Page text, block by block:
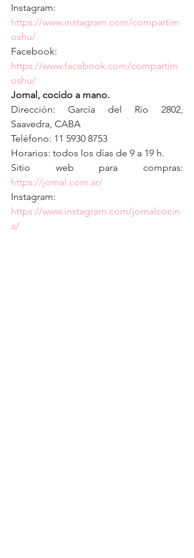
Instagram:
https://www.instagram.com/compartim
oshu/
Facebook:
https://www.facebook.com/compartim
oshu/
Jornal, cocido a mano.
Dirección: García del Río 2802,
Saavedra, CABA
Teléfono: 11 5930 8753
Horarios: todos los días de 9 a 19 h.
https://jornal.com.ar/
Instagram:
https://www.instagram.com/jornalcocin
a/